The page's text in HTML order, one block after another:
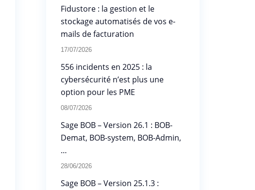
Fidustore : la gestion et le
stockage automatisés de vos e-
mails de facturation
17/07/2026
556 incidents en 2025 : la
cybersécurité n’est plus une
option pour les PME
08/07/2026
Sage BOB – Version 26.1 : BOB-
Demat, BOB-system, BOB-Admin,
…
28/06/2026
Sage BOB – Version 25.1.3 :